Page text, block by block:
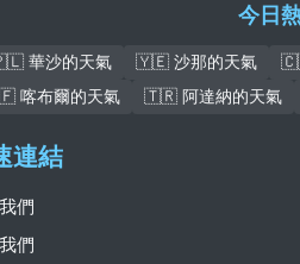
今日
華沙的天氣 🇾🇪 沙那的天氣
喀布爾的天氣
🇹🇷 阿達納的天氣
連結
們
們